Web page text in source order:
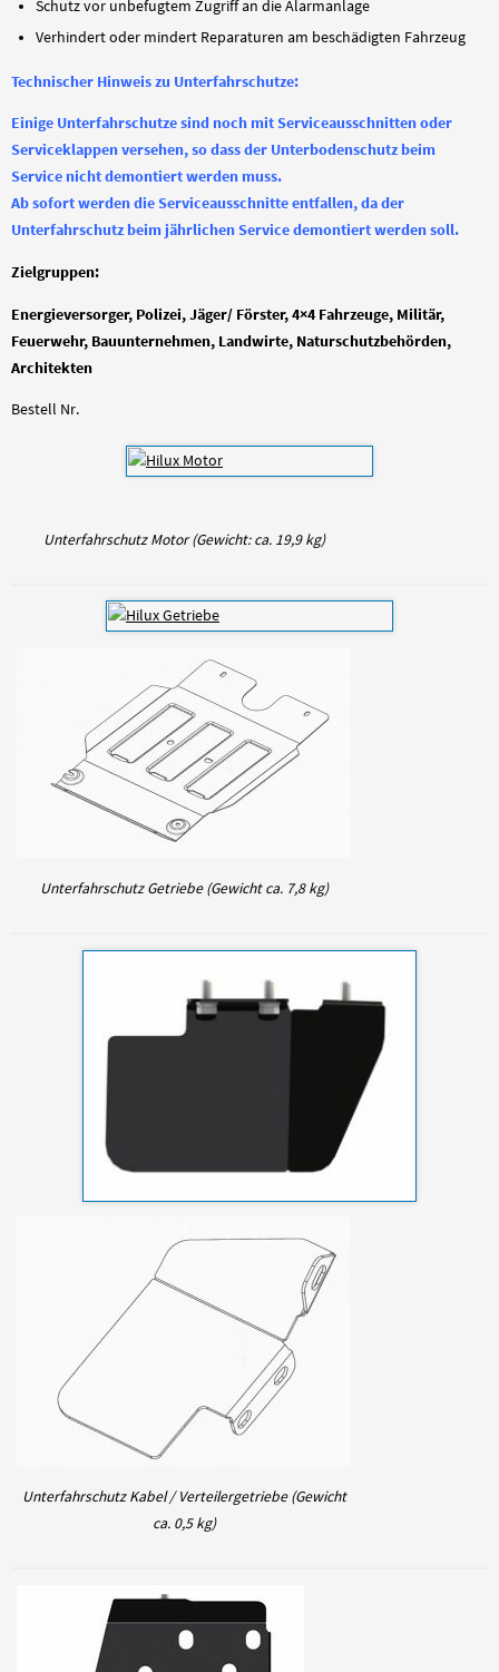
Schutz vor unbefugtem Zugriff an die Alarmanlage
Verhindert oder mindert Reparaturen am beschädigten Fahrzeug
Technischer Hinweis zu Unterfahrschutze:
Einige Unterfahrschutze sind noch mit Serviceausschnitten oder
Serviceklappen versehen, so dass der Unterbodenschutz beim
Service nicht demontiert werden muss.
Ab sofort werden die Serviceausschnitte entfallen, da der
Unterfahrschutz beim jährlichen Service demontiert werden soll.
Zielgruppen:
Energieversorger, Polizei, Jäger/ Förster, 4×4 Fahrzeuge, Militär,
Feuerwehr, Bauunternehmen, Landwirte, Naturschutzbehörden,
Architekten
Bestell Nr.
Unterfahrschutz Motor (Gewicht: ca. 19,9 kg)
Unterfahrschutz Getriebe (Gewicht ca. 7,8 kg)
Unterfahrschutz Kabel / Verteilergetriebe (Gewicht
ca. 0,5 kg)